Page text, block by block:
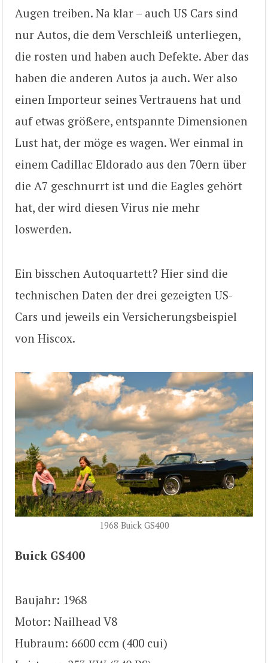
Augen treiben. Na klar – auch US Cars sind
nur Autos, die dem Verschleiß unterliegen,
die rosten und haben auch Defekte. Aber das
haben die anderen Autos ja auch. Wer also
einen Importeur seines Vertrauens hat und
auf etwas größere, entspannte Dimensionen
Lust hat, der möge es wagen. Wer einmal in
einem Cadillac Eldorado aus den 70ern über
die A7 geschnurrt ist und die Eagles gehört
hat, der wird diesen Virus nie mehr
loswerden.
Ein bisschen Autoquartett? Hier sind die
technischen Daten der drei gezeigten US-
Cars und jeweils ein Versicherungsbeispiel
von Hiscox.
1968 Buick GS400
Buick GS400
Baujahr: 1968
Motor: Nailhead V8
Hubraum: 6600 ccm (400 cui)